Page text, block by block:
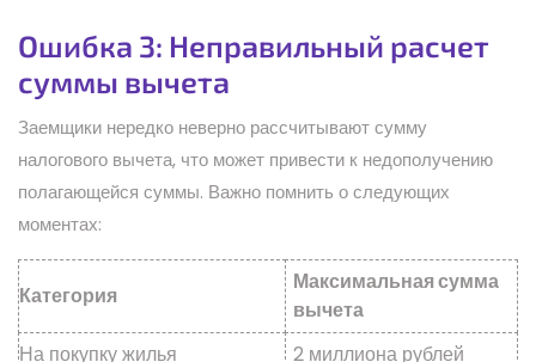
Ошибка 3: Неправильный расчет
суммы вычета
Заемщики нередко неверно рассчитывают сумму
налогового вычета, что может привести к недополучению
полагающейся суммы. Важно помнить о следующих
моментах:
Категория
Максимальная сумма
вычета
На покупку жилья
2 миллиона рублей